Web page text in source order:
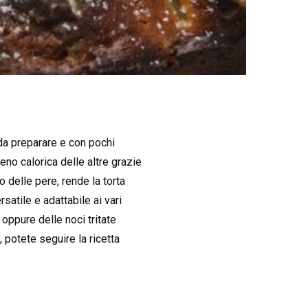
preparare e con pochi
calorica delle altre grazie
delle pere, rende la torta
e adattabile ai vari
delle noci tritate
potete seguire la ricetta